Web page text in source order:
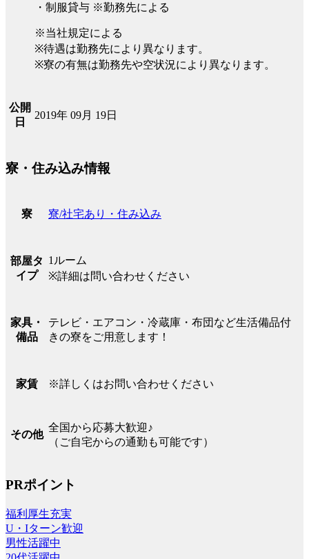
・制服貸与 ※勤務先による
※当社規定による
※待遇は勤務先により異なります。
※寮の有無は勤務先や空状況により異なります。
公開
日
2019年 09月 19日
寮・住み込み情報
寮 寮/社宅あり・住み込み
部屋タ
イプ
1ルーム
※詳細は問い合わせください
家具・
備品
テレビ・エアコン・冷蔵庫・布団など生活備品付
きの寮をご用意します！
家賃 ※詳しくはお問い合わせください
その他
全国から応募大歓迎♪
（ご自宅からの通勤も可能です）
PRポイント
福利厚生充実
U・Iターン歓迎
男性活躍中